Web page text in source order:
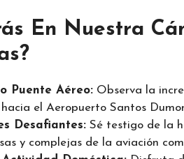
En Nuestra
Puente Aéreo: Observa la
el Aeropuerto Santos
Desafiantes: Sé testigo de la
y complejas de la aviación